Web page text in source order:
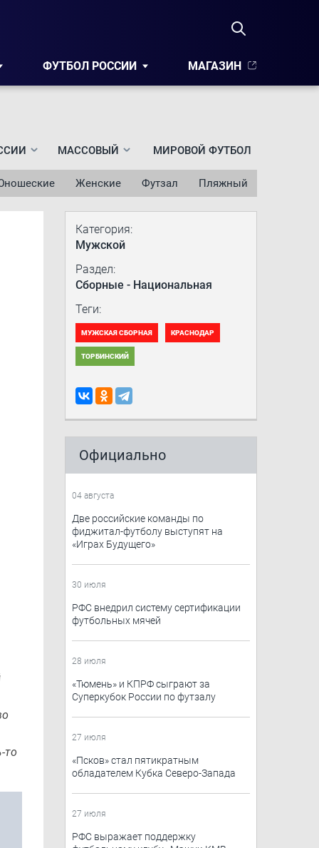
ФУТБОЛ РОССИИ МАГАЗИН
Пляжный
Футзал
Женские
МАССОВЫЙ МИРОВОЙ ФУТБОЛ
то
Категория:
Мужской
Раздел:
Сборные - Национальная
Теги:
МУЖСКАЯ СБОРНАЯ КРАСНОДАР
ТОРБИНСКИЙ
Официально
04 августа
Две российские команды по
фиджитал-футболу выступят на
«Играх Будущего»
30 июля
РФС внедрил систему сертификации
футбольных мячей
28 июля
​«Тюмень»​ и КПРФ сыграют за
Суперкубок России по футзалу
27 июля
«Псков» стал пятикратным
обладателем Кубка Северо-Запада
27 июля
РФС выражает поддержку